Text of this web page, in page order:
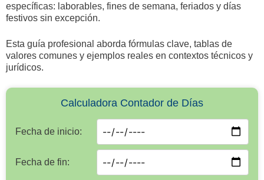
específicas: laborables, fines de semana, feriados y días
festivos sin excepción.
Esta guía profesional aborda fórmulas clave, tablas de
valores comunes y ejemplos reales en contextos técnicos y
jurídicos.
Calculadora Contador de Días
Fecha de inicio:
Fecha de fin: